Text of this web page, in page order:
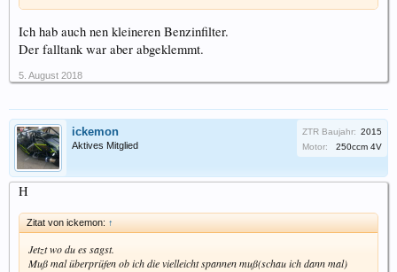
Ich hab auch nen kleineren Benzinfilter.
Der falltank war aber abgeklemmt.
5. August 2018
ickemon
Aktives Mitglied
ZTR Baujahr: 2015
Motor:
250ccm 4V
H
Zitat von ickemon: ↑
Jetzt wo du es sagst.
Muß mal überprüfen ob ich die vielleicht spannen muß(schau ich dann mal)